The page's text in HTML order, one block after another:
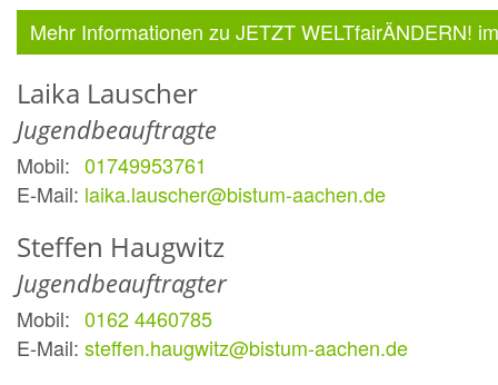
Mehr Informationen zu JETZT WELTfairÄNDERN!
Laika Lauscher
Jugendbeauftragte
Mobil: 01749953761
E-Mail: laika.lauscher@bistum-aachen.de
Steffen Haugwitz
Jugendbeauftragter
Mobil: 0162 4460785
E-Mail: steffen.haugwitz@bistum-aachen.de